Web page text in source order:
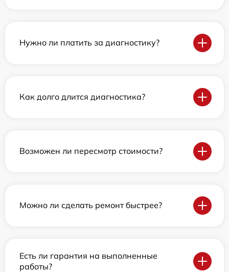
Нужно ли платить за диагностику?
Как долго длится диагностика?
Возможен ли пересмотр стоимости?
Можно ли сделать ремонт быстрее?
Есть ли гарантия на выполненные
работы?